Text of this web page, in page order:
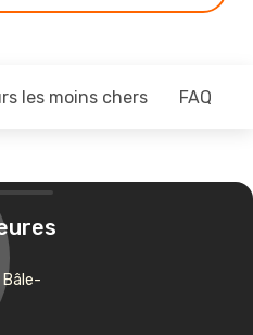
les moins chers FAQ
Bâle-